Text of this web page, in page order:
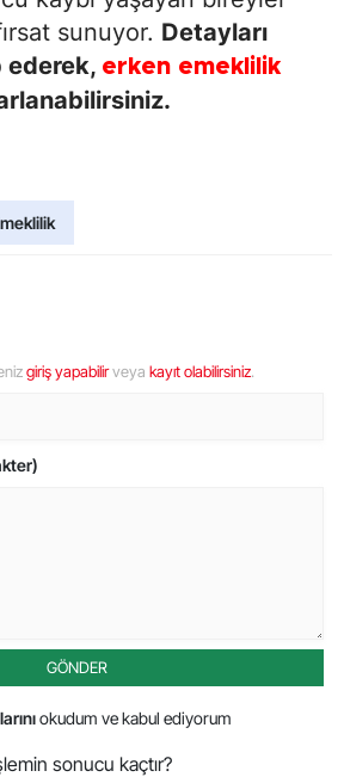
sunuyor. Detayları
ederek, erken emeklilik
giriş yapabilirveya kayıt olabilirsiniz.
GÖNDER
okudum ve kabul ediyorum
sonucu kaçtır?